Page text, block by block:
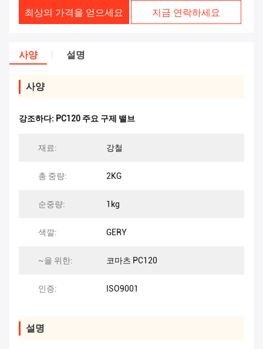
최상의 가격을 얻으세요 지금 연락하세요
사양 설명
사양
강조하다: PC120 주요 구제 밸브
재료: 강철
총 중량: 2KG
순중량: 1kg
색깔: GERY
~을 위한: 코마츠 PC120
인증: ISO9001
설명